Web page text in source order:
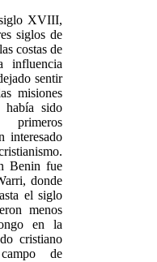
XVIII,
siglos de
costas de
influencia
sentir
misiones
había sido
interesado
Benin fue
donde
el siglo
menos
en la
cristiano
de